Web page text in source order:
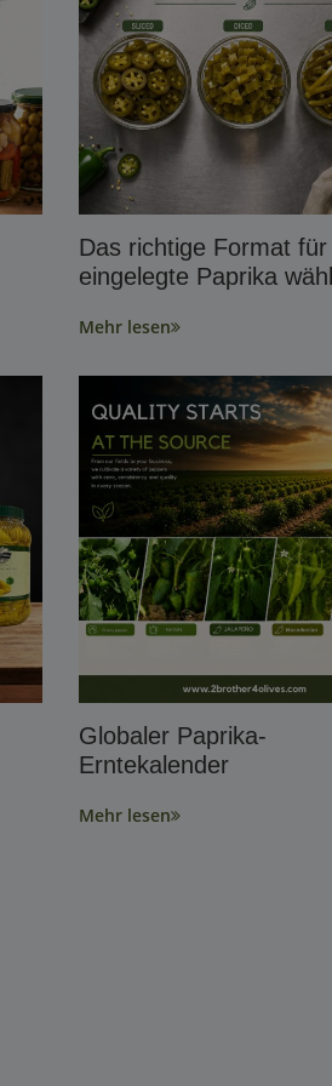
Das richtige Format für
eingelegte Paprika
Mehr lesen
Globaler Paprika-
Erntekalender
Mehr lesen